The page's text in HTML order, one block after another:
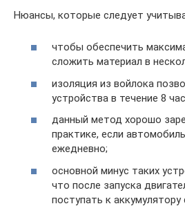
Нюансы, которые следует
чтобы обеспечить
сложить материал в
изоляция из войлока
устройства в течение 8
данный метод хорошо
практике, если
ежедневно;
основной минус таких
что после запуска
поступать к аккумулятору